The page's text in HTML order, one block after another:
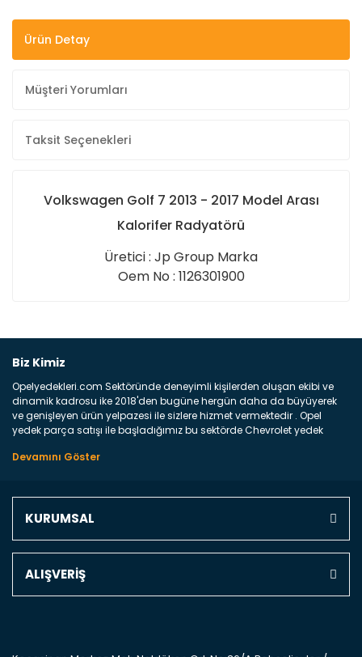
Ürün Detay
Müşteri Yorumları
Taksit Seçenekleri
Volkswagen Golf 7 2013 - 2017 Model Arası
Kalorifer Radyatörü
Üretici : Jp Group Marka
Oem No : 1126301900
Yorum Yaz
Biz Kimiz
Opelyedekleri.com Sektöründe deneyimli kişilerden oluşan ekibi ve
dinamik kadrosu ike 2018'den bugüne hergün daha da büyüyerek
ve genişleyen ürün yelpazesi ile sizlere hizmet vermektedir . Opel
yedek parça satışı ile başladığımız bu sektörde Chevrolet yedek
marka araçların ve FCA Grubun Fiat ve Alfa Romeo yedek parça
Türkiyenin 4 bir yanına ve uluslarası dünyanın dört bir yanına
parça gelebilir ancak bunları biraz toparlarsak aşağıda belirttiğimiz
KURUMSAL
ALIŞVERİŞ